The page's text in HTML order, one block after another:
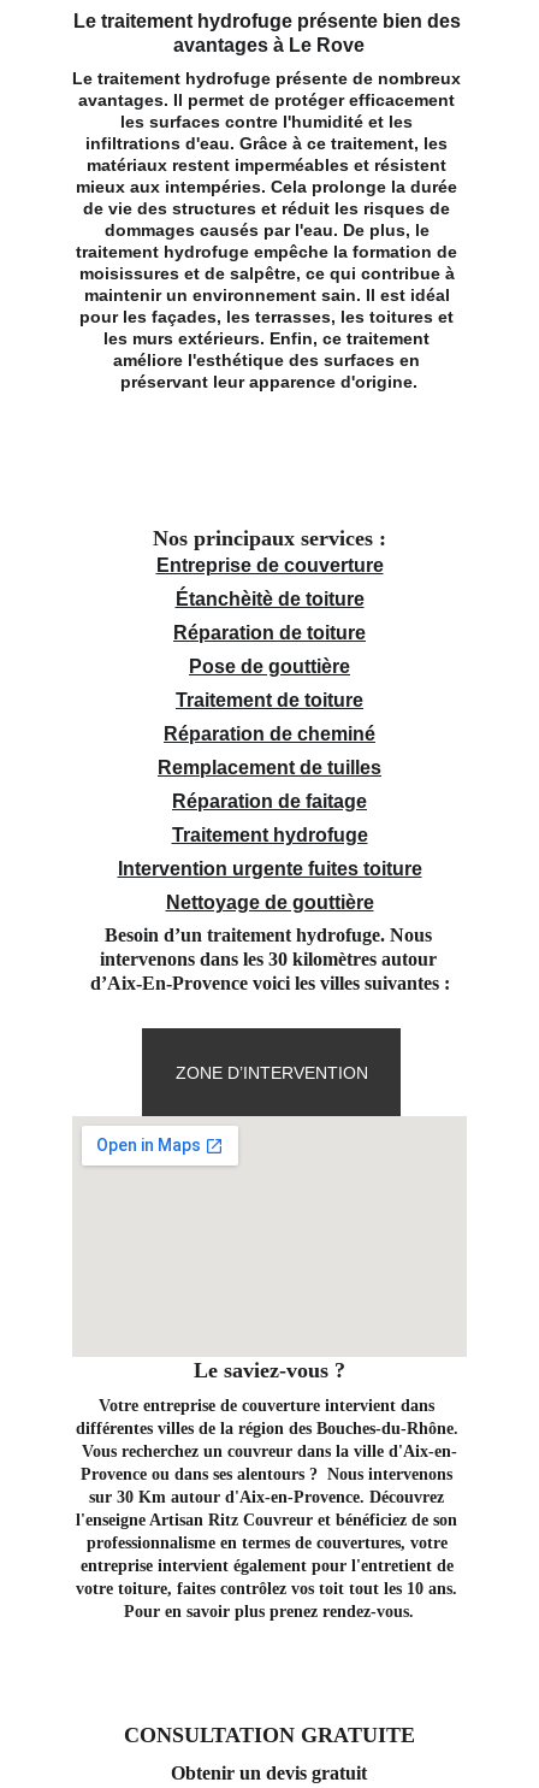
Le traitement hydrofuge présente bien des
avantages à Le Rove
Le traitement hydrofuge présente de nombreux
avantages. Il permet de protéger efficacement
les surfaces contre l'humidité et les
infiltrations d'eau. Grâce à ce traitement, les
matériaux restent imperméables et résistent
mieux aux intempéries. Cela prolonge la durée
de vie des structures et réduit les risques de
dommages causés par l'eau. De plus, le
traitement hydrofuge empêche la formation de
moisissures et de salpêtre, ce qui contribue à
maintenir un environnement sain. Il est idéal
pour les façades, les terrasses, les toitures et
les murs extérieurs. Enfin, ce traitement
améliore l'esthétique des surfaces en
préservant leur apparence d'origine.
Nos principaux services :
Entreprise de couverture
Étanchèitè de toiture
Réparation de toiture
Pose de gouttière
Traitement de toiture
Réparation de cheminé
Remplacement de tuilles
Réparation de faitage
Traitement hydrofuge
Intervention urgente fuites toiture
Nettoyage de gouttière
Besoin d’un traitement hydrofuge. Nous
intervenons dans les 30 kilomètres autour
d’Aix-En-Provence voici les villes suivantes :
ZONE D’INTERVENTION
Le saviez-vous ?
Votre entreprise de couverture intervient dans
différentes villes de la région des Bouches-du-Rhône.
Vous recherchez un couvreur dans la ville d'Aix-en-
Provence ou dans ses alentours ?  Nous intervenons
sur 30 Km autour d'Aix-en-Provence. Découvrez
l'enseigne Artisan Ritz Couvreur et bénéficiez de son
professionnalisme en termes de couvertures, votre
entreprise intervient également pour l'entretient de
votre toiture, faites contrôlez vos toit tout les 10 ans.
Pour en savoir plus prenez rendez-vous.
CONSULTATION GRATUITE
Obtenir un devis gratuit